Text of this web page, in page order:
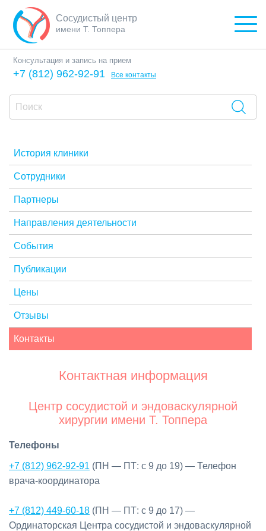
Сосудистый центр
имени Т. Топпера
Консультация и запись на прием
+7 (812) 962-92-91 Все контакты
История клиники
Сотрудники
Партнеры
Направления деятельности
События
Публикации
Цены
Отзывы
Контакты
Контактная информация
Центр сосудистой и эндоваскулярной
хирургии имени Т. Топпера
Телефоны
+7 (812) 962-92-91 (ПН — ПТ: с 9 до 19) — Телефон
врача-координатора
+7 (812) 449-60-18 (ПН — ПТ: с 9 до 17) —
Ординаторская Центра сосудистой и эндоваскулярной